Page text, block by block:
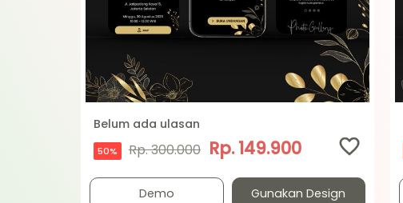
Belum ada ulasan
50% Rp. 300.000 Rp. 149.900
Demo Gunakan Design